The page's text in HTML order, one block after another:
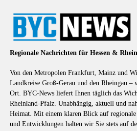
Regionale Nachrichten für Hessen &
Von den Metropolen Frankfurt, Mainz und
Landkreise Groß-Gerau und den Rheingau
Ort. BYC-News liefert Ihnen täglich das
Rheinland-Pfalz. Unabhängig, aktuell und
Heimat. Mit einem klaren Blick auf
und Entwicklungen halten wir Sie stets auf